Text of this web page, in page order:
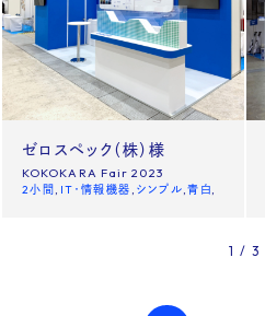
ゼロスペック（株）様
KOKOKARA Fair 2023
2小間 IT・情報機器 シンプル 青白
1 / 3